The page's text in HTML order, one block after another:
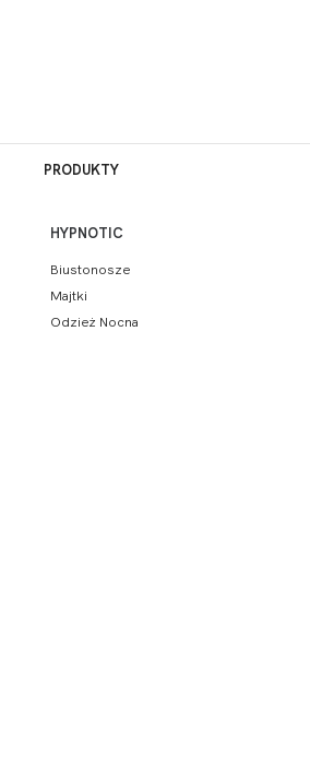
PRODUKTY
HYPNOTIC
Biustonosze
Majtki
Odzież Nocna